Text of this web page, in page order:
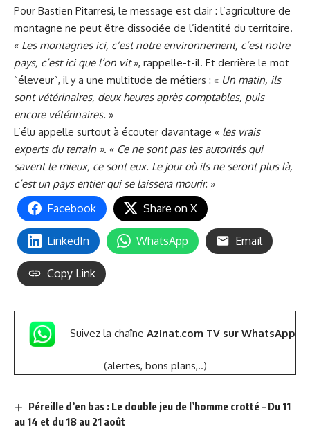
Pour Bastien Pitarresi, le message est clair : l’agriculture de
montagne ne peut être dissociée de l’identité du territoire.
« Les montagnes ici, c’est notre environnement, c’est notre
pays, c’est ici que l’on vit», rappelle-t-il. Et derrière le mot
“éleveur”, il y a une multitude de métiers : « Un matin, ils
sont vétérinaires, deux heures après comptables, puis
encore vétérinaires. »
L’élu appelle surtout à écouter davantage « les vrais
experts du terrain ». « Ce ne sont pas les autorités qui
savent le mieux, ce sont eux. Le jour où ils ne seront plus là,
c’est un pays entier qui se laissera mourir. »
Facebook Share on X
LinkedIn WhatsApp Email
Copy Link
Suivez la chaîne Azinat.com TV sur WhatsApp
(alertes, bons plans,..)
Péreille d’en bas : Le double jeu de l’homme crotté – Du 11
au 14 et du 18 au 21 août